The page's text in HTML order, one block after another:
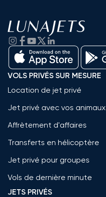
VOLS PRIVÉS SUR MESURE
Location de jet privé
Jet privé avec vos animaux
Affrètement d'affaires
Transferts en hélicoptère
Jet privé pour groupes
Vols de dernière minute
JETS PRIVÉS